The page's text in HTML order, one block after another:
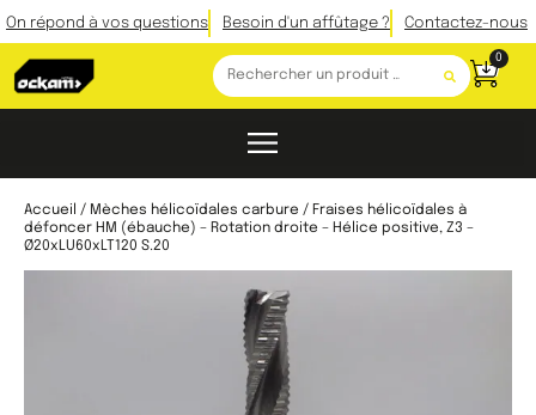
On répond à vos questions Besoin d'un affûtage ? Contactez-nous
0
Accueil / Mèches hélicoïdales carbure / Fraises hélicoïdales à
défoncer HM (ébauche) – Rotation droite – Hélice positive, Z3 –
Ø20xLU60xLT120 S.20